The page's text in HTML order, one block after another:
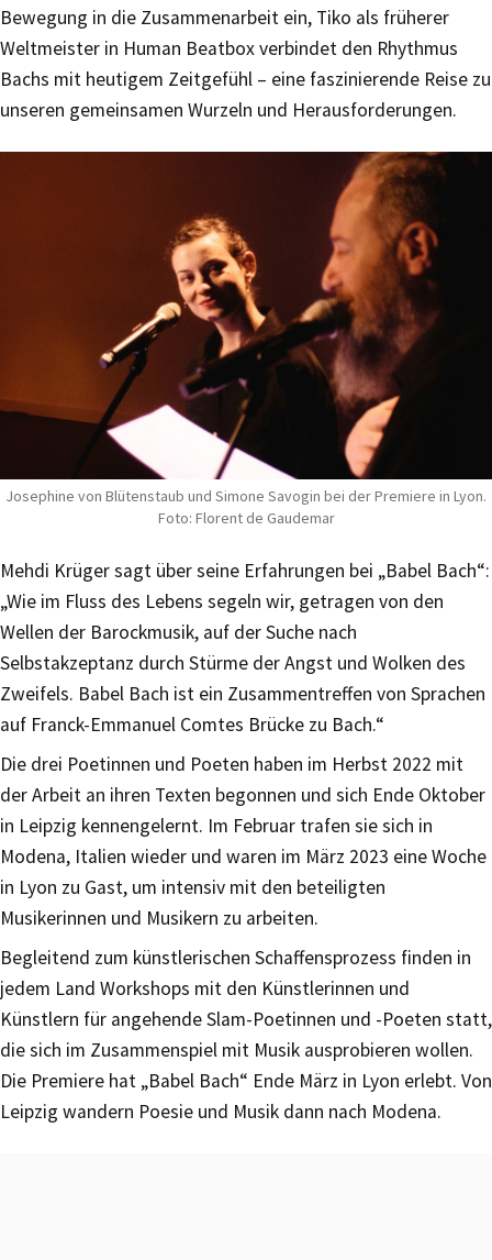
Bewegung in die Zusammenarbeit ein, Tiko als früherer
Weltmeister in Human Beatbox verbindet den Rhythmus
Bachs mit heutigem Zeitgefühl – eine faszinierende Reise zu
unseren gemeinsamen Wurzeln und Herausforderungen.
Josephine von Blütenstaub und Simone Savogin bei der Premiere in Lyon.
Foto: Florent de Gaudemar
Mehdi Krüger sagt über seine Erfahrungen bei „Babel Bach“:
„Wie im Fluss des Lebens segeln wir, getragen von den
Wellen der Barockmusik, auf der Suche nach
Selbstakzeptanz durch Stürme der Angst und Wolken des
Zweifels. Babel Bach ist ein Zusammentreffen von Sprachen
auf Franck-Emmanuel Comtes Brücke zu Bach.“
Die drei Poetinnen und Poeten haben im Herbst 2022 mit
der Arbeit an ihren Texten begonnen und sich Ende Oktober
in Leipzig kennengelernt. Im Februar trafen sie sich in
Modena, Italien wieder und waren im März 2023 eine Woche
in Lyon zu Gast, um intensiv mit den beteiligten
Musikerinnen und Musikern zu arbeiten.
Begleitend zum künstlerischen Schaffensprozess finden in
jedem Land Workshops mit den Künstlerinnen und
Künstlern für angehende Slam-Poetinnen und -Poeten statt,
die sich im Zusammenspiel mit Musik ausprobieren wollen.
Die Premiere hat „Babel Bach“ Ende März in Lyon erlebt. Von
Leipzig wandern Poesie und Musik dann nach Modena.